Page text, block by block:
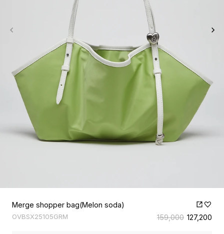
Merge shopper bag(Melon soda)
OVBSX25105GRM 159,000 127,200